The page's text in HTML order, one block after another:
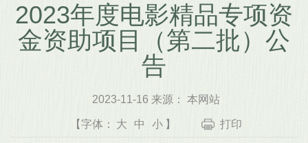
2023年度电影精品专项资
金资助项目（第二批）公
告
2023-11-16 来源： 本网站
【字体： 大 中 小 】 打印